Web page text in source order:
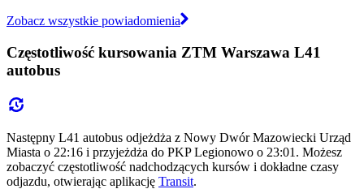
Zobacz wszystkie powiadomienia
Częstotliwość kursowania ZTM Warszawa L41
autobus
Następny L41 autobus odjeżdża z Nowy Dwór Mazowiecki Urząd
Miasta o 22:16 i przyjeżdża do PKP Legionowo o 23:01. Możesz
zobaczyć częstotliwość nadchodzących kursów i dokładne czasy
odjazdu, otwierając aplikację Transit.